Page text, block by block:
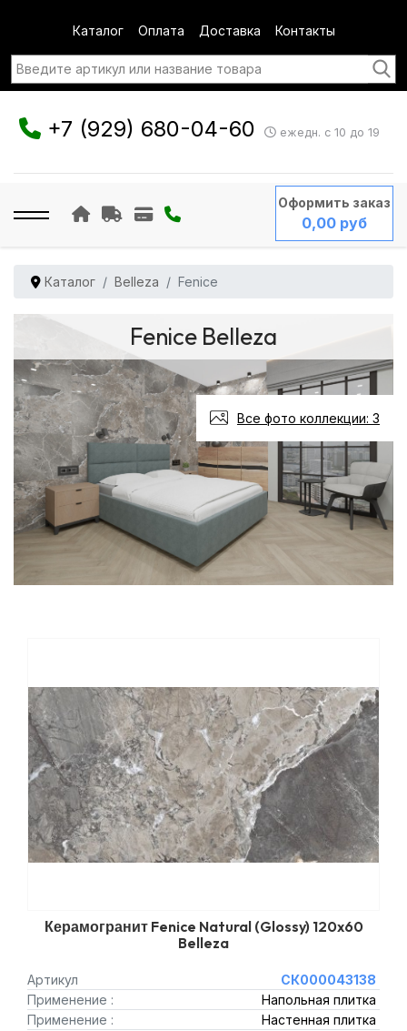
Каталог Оплата Доставка Контакты
+7 (929) 680-04-60 ежедн. с 10 до 19
Оформить заказ
0,00 руб
Каталог Belleza Fenice
Fenice Belleza
Все фото коллекции: 3
Керамогранит Fenice Natural (Glossy) 120x60
Belleza
Артикул
СК000043138
Применение :
Напольная плитка
Применение :
Настенная плитка